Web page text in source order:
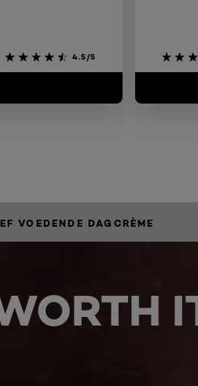
4.5/5
VOEDENDE DAGCRÈME